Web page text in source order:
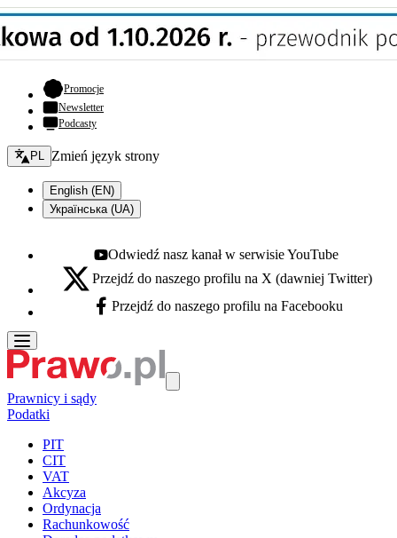
Promocje- otwiera się w nowej karcie
Newsletter
Podcasty
Zmień język - bieżący:
PL Zmień język strony
English (EN)
Українська (UA)
Youtube - otwiera się w nowej karcie
Odwiedź nasz kanał w serwisie YouTube
X - otwiera się w nowej karcie
Przejdź do naszego profilu na X (dawniej Twitter)
Facebook - otwiera się w nowej karcie
Przejdź do naszego profilu na Facebooku
Prawnicy i sądy
Podatki
PIT
CIT
VAT
Akcyza
Ordynacja
Rachunkowość